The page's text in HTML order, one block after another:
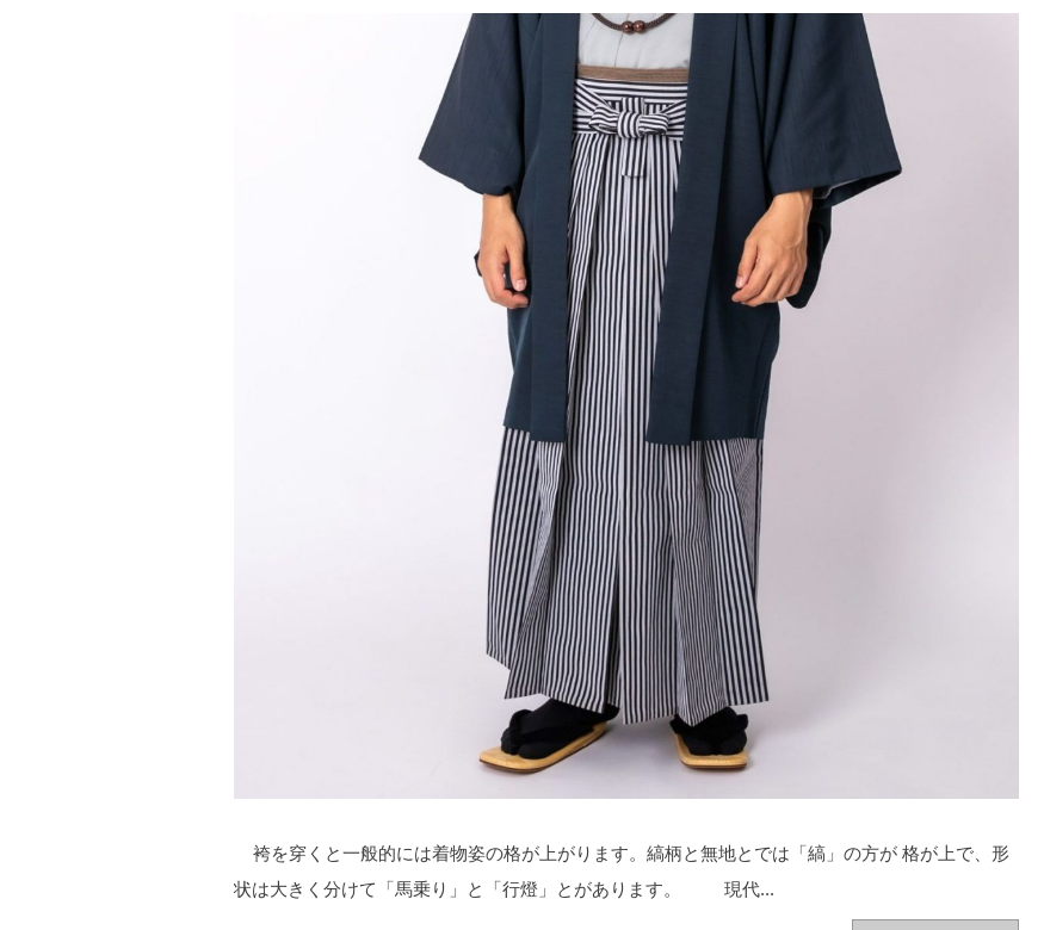
袴を穿くと一般的には着物姿の格が上がります。縞柄と無地とでは「縞」の方が 格が上で、形
状は大きく分けて「馬乗り」と「行燈」とがあります。 現代...